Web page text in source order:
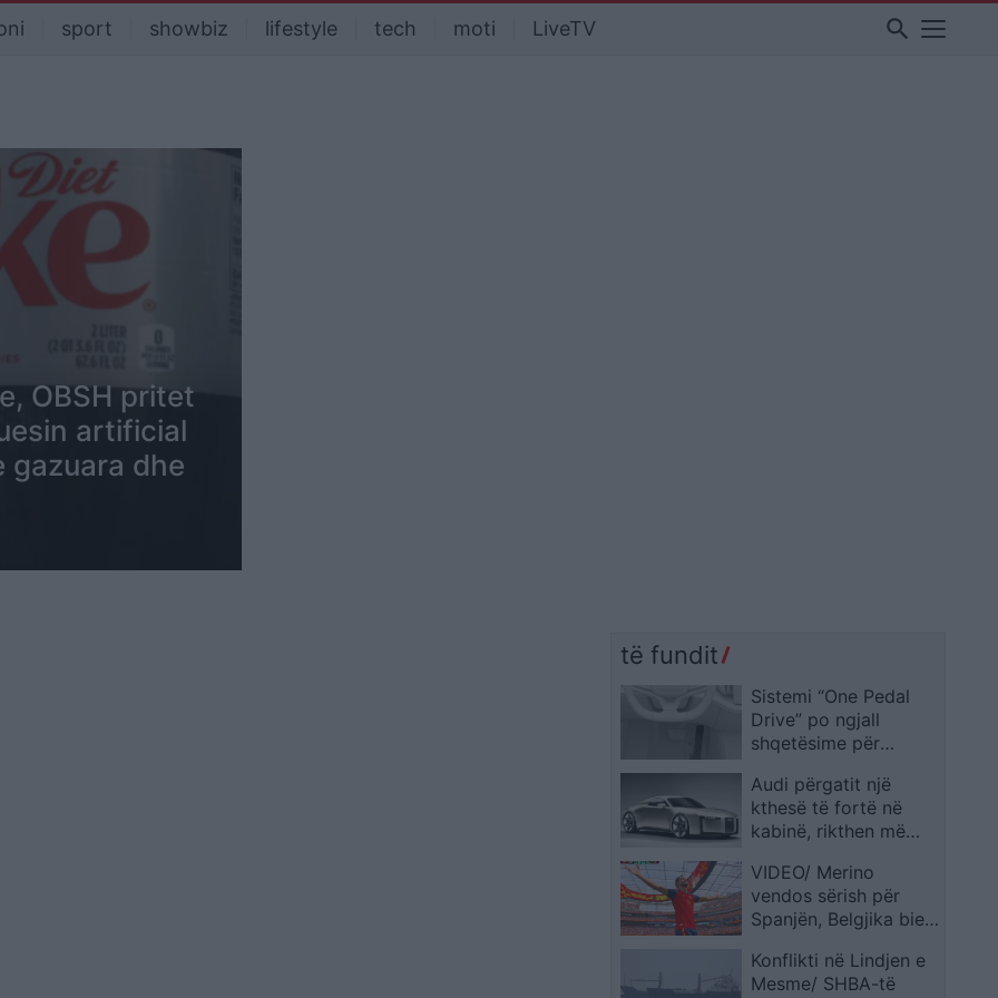
sport showbiz lifestyle tech moti LiveTV search
OBSH pritet
artificial
gazuara dhe
të fundit
Sistemi “One Pedal
Drive” po ngjall
shqetësime për
me automjetet
elektrike
Audi përgatit një
kthesë të fortë në
kabinë, rikthen më
VIDEO/ Merino
vendos sërish për
Spanjën, Belgjika bie
siguron duelin me
Francën në
Konflikti në Lindjen e
Mesme/ SHBA-të